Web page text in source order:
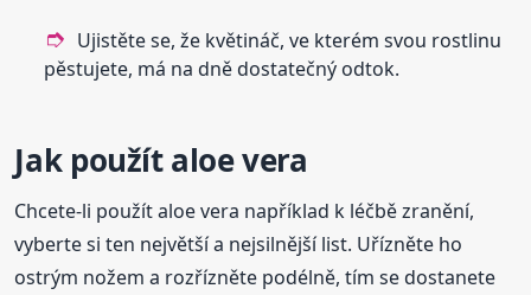
Ujistěte se, že květináč, ve kterém svou rostlinu
pěstujete, má na dně dostatečný odtok.
Jak použít aloe vera
Chcete-li použít aloe vera například k léčbě zranění,
vyberte si ten největší a nejsilnější list. Uřízněte ho
ostrým nožem a rozřízněte podélně, tím se dostanete